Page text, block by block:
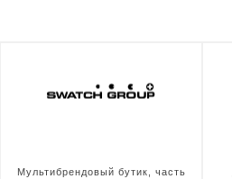
Мультибрендовый бутик, часть